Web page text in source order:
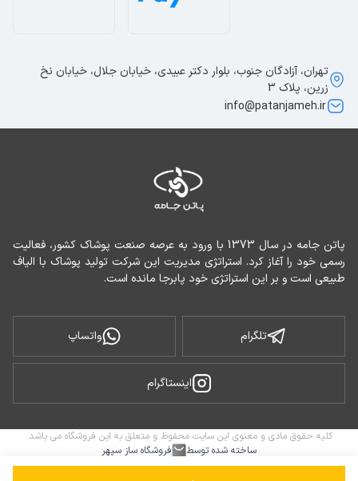
طبیعی است و بر این استراتژی خود پابرجا مانده است.
تلگرام واتساپ
اینستاگرام
تهران، آزادگان جنوب، بلوار دکتر عبیدی، خیابان جلال، خیابان نخ
زرین، پلاک 3
info@patanjameh.ir
کلیه حقوق مادی و معنوی این سایت محفوظ و متعلق به این فروشگاه می باشد.
ساخته شده توسط
فروشگاه ساز سپهر